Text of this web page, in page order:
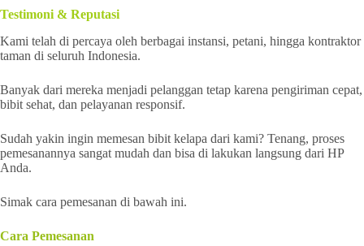
Testimoni & Reputasi
Kami telah di percaya oleh berbagai instansi, petani, hingga kontraktor
taman di seluruh Indonesia.
Banyak dari mereka menjadi pelanggan tetap karena pengiriman cepat,
bibit sehat, dan pelayanan responsif.
Sudah yakin ingin memesan bibit kelapa dari kami? Tenang, proses
pemesanannya sangat mudah dan bisa di lakukan langsung dari HP
Anda.
Simak cara pemesanan di bawah ini.
Cara Pemesanan